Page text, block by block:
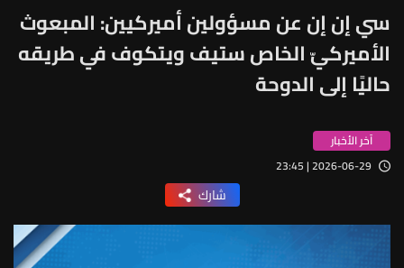
سي إن إن عن مسؤولين أميركيين: المبعوث
الأميركيّ الخاص ستيف ويتكوف في طريقه
حاليًا إلى الدوحة
آخر الأخبار
2026-06-29 | 23:45
شارك